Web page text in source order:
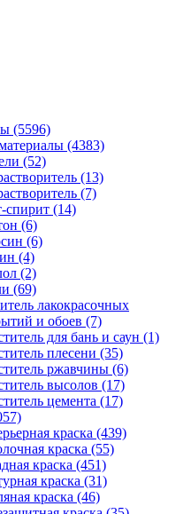
(5596)
(4383)
(52)
(13)
(7)
спирит (14)
(6)
(6)
(4)
(2)
(69)
лакокрасочных
и обоев (7)
для бань и саун (1)
плесени (35)
ржавчины (6)
высолов (17)
цемента (17)
краска (439)
краска (55)
краска (451)
краска (31)
краска (46)